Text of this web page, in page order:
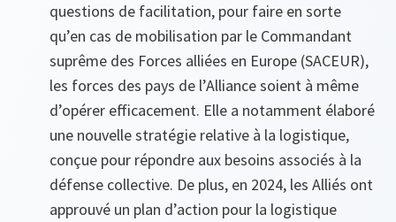
questions de facilitation, pour faire en sorte
qu’en cas de mobilisation par le Commandant
suprême des Forces alliées en Europe (SACEUR),
les forces des pays de l’Alliance soient à même
d’opérer efficacement. Elle a notamment élaboré
une nouvelle stratégie relative à la logistique,
conçue pour répondre aux besoins associés à la
défense collective. De plus, en 2024, les Alliés ont
approuvé un plan d’action pour la logistique